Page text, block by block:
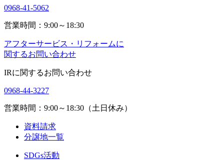
0968-41-5062
営業時間：9:00～18:30
アフターサービス・リフォームに
関するお問い合わせ
IRに関するお問い合わせ
0968-44-3227
営業時間：9:00～18:30（土日休み）
資料請求
分譲地一覧
SDGs活動